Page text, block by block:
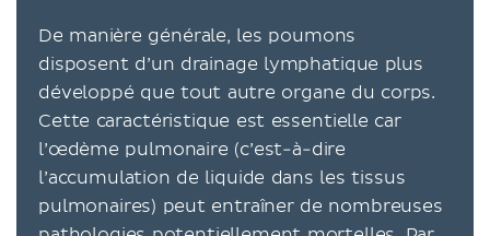
De manière générale, les poumons
disposent d’un drainage lymphatique plus
développé que tout autre organe du corps.
Cette caractéristique est essentielle car
l’œdème pulmonaire (c’est-à-dire
l’accumulation de liquide dans les tissus
pulmonaires) peut entraîner de nombreuses